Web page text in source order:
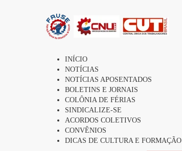
INÍCIO
NOTÍCIAS
NOTÍCIAS APOSENTADOS
BOLETINS E JORNAIS
COLÔNIA DE FÉRIAS
SINDICALIZE-SE
ACORDOS COLETIVOS
CONVÊNIOS
DICAS DE CULTURA E FORMAÇÃO